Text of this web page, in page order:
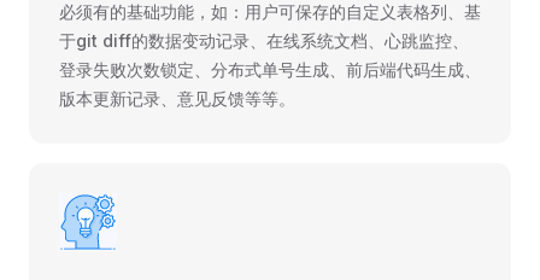
必须有的基础功能，如：用户可保存的自定义表格列、基
于git diff的数据变动记录、在线系统文档、心跳监控、
登录失败次数锁定、分布式单号生成、前后端代码生成、
版本更新记录、意见反馈等等。